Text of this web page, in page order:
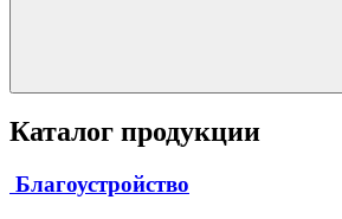
Каталог продукции
Благоустройство